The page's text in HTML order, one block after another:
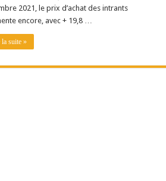
2021, le prix d’achat des intrants
encore, avec + 19,8 …
suite »